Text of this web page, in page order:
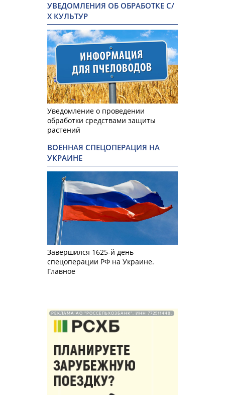
УВЕДОМЛЕНИЯ ОБ ОБРАБОТКЕ С/
Х КУЛЬТУР
Уведомление о проведении
обработки средствами защиты
растений
ВОЕННАЯ СПЕЦОПЕРАЦИЯ НА
УКРАИНЕ
Завершился 1625-й день
спецоперации РФ на Украине.
Главное
РЕКЛАМА АО "РОССЕЛЬХОЗБАНК". ИНН 772511448.